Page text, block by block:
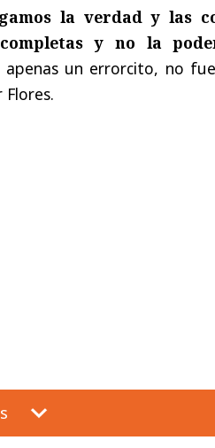
la verdad y las
y no la
un errorcito, no